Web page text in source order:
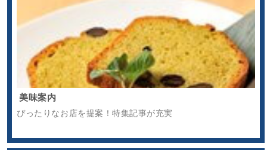
美味案内
ぴったりなお店を提案！特集記事が充実